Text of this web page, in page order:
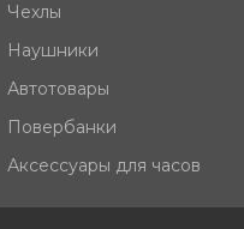
Чехлы
Наушники
Автотовары
Повербанки
Аксессуары для часов